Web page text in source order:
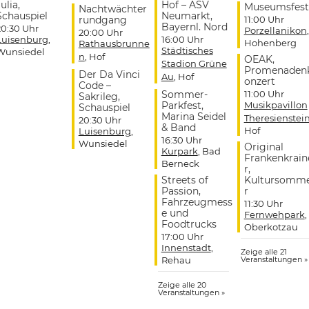
Uhr
,
Nachtwächter
rundgang
20:00 Uhr
Rathausbrunne
n, Hof
Der Da Vinci
Code –
Sakrileg,
Schauspiel
20:30 Uhr
Luisenburg,
Wunsiedel
Hof – ASV
Neumarkt,
Bayernl. Nord
16:00 Uhr
Städtisches
Stadion Grüne
Au, Hof
Sommer-
Parkfest,
Marina Seidel
& Band
16:30 Uhr
Kurpark, Bad
Berneck
Streets of
Passion,
Fahrzeugmess
e und
Foodtrucks
17:00 Uhr
Innenstadt,
Rehau
Zeige alle 20
Veranstaltungen »
Museumsfest
11:00 Uhr
Porzellanikon,
Hohenberg
OEAK,
onzert
11:00 Uhr
Musikpavillon
Theresienstein
Hof
Original
r,
r
11:30 Uhr
Fernwehpark,
Oberkotzau
Zeige alle 21
Veranstaltungen »